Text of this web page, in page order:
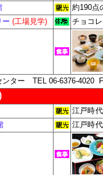
約190点
ー (工場見学) チョコ
ンター TEL 06-6376-4020
江戸時
江戸時